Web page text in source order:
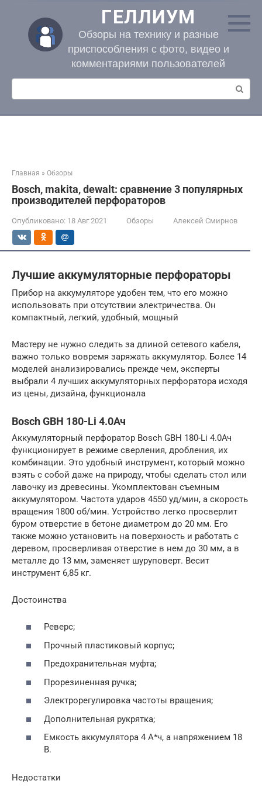
контенту
ГЕЛЛИУМ
Обзоры на технику и разные
приспособления с фото, видео и
комментариями пользователей
Поиск:
Главная » Обзоры
Bosch, makita, dewalt: сравнение 3 популярных
производителей перфораторов
Опубликовано: 18 Авг 2021 Обзоры Алексей Смирнов
Лучшие аккумуляторные перфораторы
Прибор на аккумуляторе удобен тем, что его можно
использовать при отсутствии электричества. Он
компактный, легкий, удобный, мощный
Мастеру не нужно следить за длиной сетевого кабеля,
важно только вовремя заряжать аккумулятор. Более 14
моделей анализировались прежде чем, эксперты
выбрали 4 лучших аккумуляторных перфоратора исходя
из цены, дизайна, функционала
Bosch GBH 180-Li 4.0Ач
Аккумуляторный перфоратор Bosch GBH 180-Li 4.0Ач
функционирует в режиме сверления, дробления, их
комбинации. Это удобный инструмент, который можно
взять с собой даже на природу, чтобы сделать стол или
лавочку из древесины. Укомплектован съемным
аккумулятором. Частота ударов 4550 уд/мин, а скорость
вращения 1800 об/мин. Устройство легко просверлит
буром отверстие в бетоне диаметром до 20 мм. Его
также можно установить на поверхность и работать с
деревом, просверливая отверстие в нем до 30 мм, а в
металле до 13 мм, заменяет шуруповерт. Весит
инструмент 6,85 кг.
Достоинства
Реверс;
Прочный пластиковый корпус;
Предохранительная муфта;
Прорезиненная ручка;
Электрорегулировка частоты вращения;
Дополнительная рукрятка;
Емкость аккумулятора 4 А*ч, а напряжением 18
В.
Недостатки